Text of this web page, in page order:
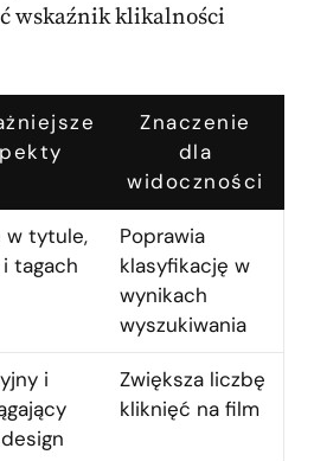
wskaźnik klikalności
Znaczenie
dla
widoczności
w tytule,
tagach
Poprawia
klasyfikację w
wynikach
wyszukiwania
i
Zwiększa liczbę
kliknięć na film